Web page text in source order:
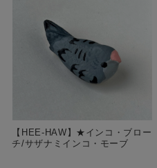
【HEE-HAW】★インコ・ブロー
チ/サザナミインコ・モーブ